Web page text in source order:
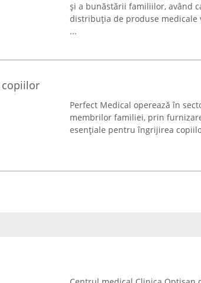
și a bunăstării familiilor, având
distribuția de produse medicale
...
copiilor
Perfect Medical operează în
membrilor familiei, prin
esențiale pentru îngrijirea